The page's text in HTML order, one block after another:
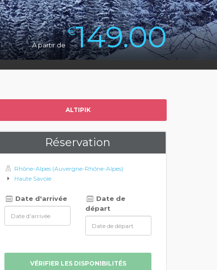
À partir de
€149.00
ALTIPIK
Réservation
Rhône-Alpes (Auvergne-Rhône-Alpes)
Haute Savoie
Date d'arrivée
Date de
départ
VÉRIFIER LES DISPONIBILITÉS